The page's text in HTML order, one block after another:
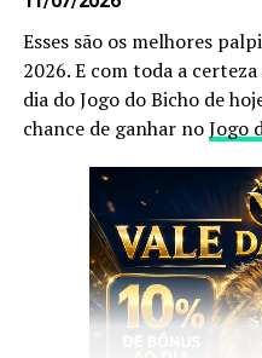
Não deixe de
Prepare caneta e papel e
você faça o jogo perfeito,
probabilidade de ganhar
de 2026.
Após anotar as nossas
, anote também as
são indispensáveis, pois
ainda mais a sua chance
Esses são os melhores
2026. E com toda a
dia do Jogo do Bicho de
chance de ganhar noJogo